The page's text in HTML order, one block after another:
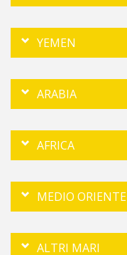
YEMEN
ARABIA
AFRICA
MEDIO ORIENTE
ALTRI MARI